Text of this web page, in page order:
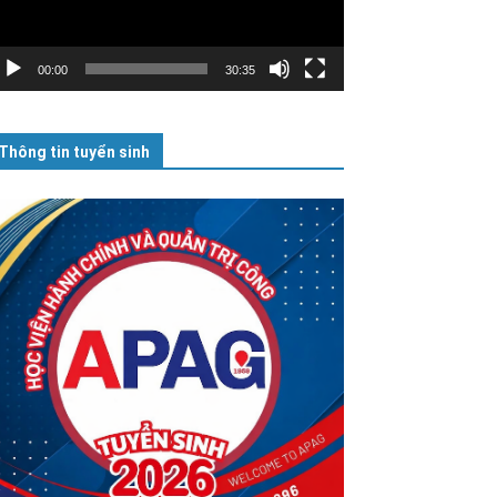
00:00 30:35
Thông tin tuyển sinh